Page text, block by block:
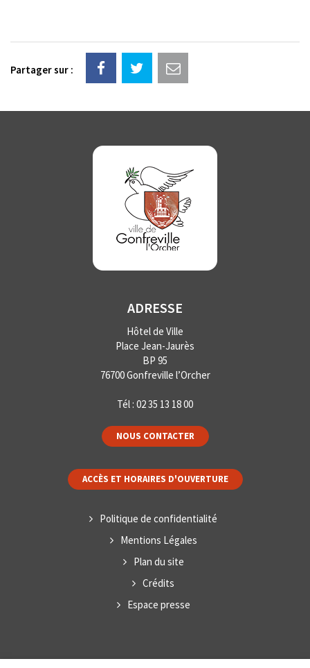
Partager sur :
ADRESSE
Hôtel de Ville
Place Jean-Jaurès
BP 95
76700 Gonfreville l’Orcher
Tél : 02 35 13 18 00
NOUS CONTACTER
ACCÈS ET HORAIRES D'OUVERTURE
Politique de confidentialité
Mentions Légales
Plan du site
Crédits
Espace presse